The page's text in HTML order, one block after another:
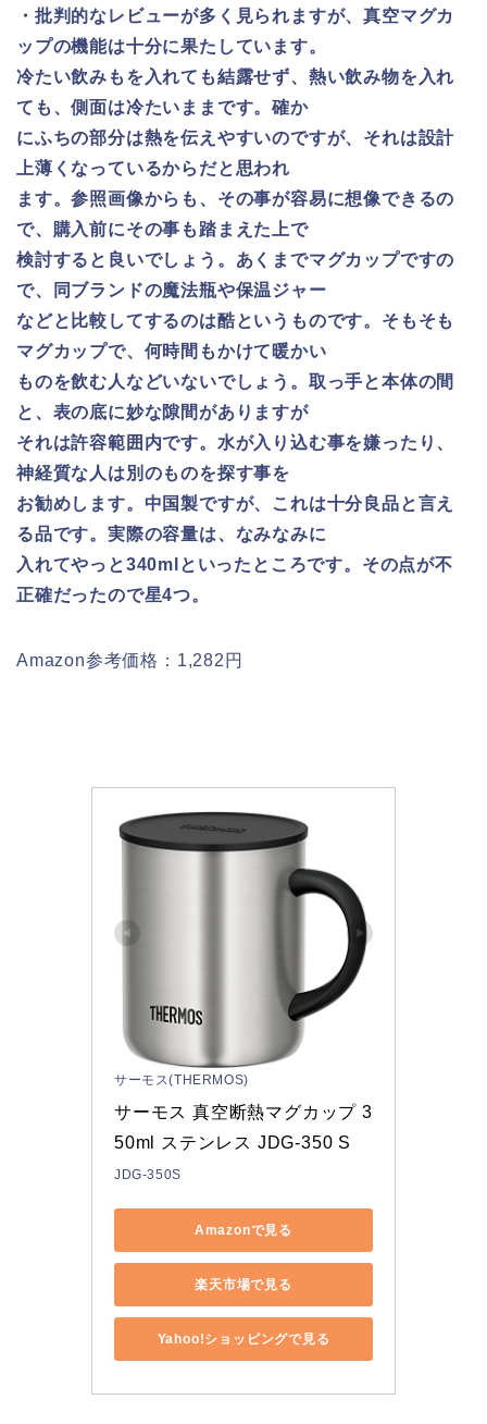
・批判的なレビューが多く見られますが、真空マグカ
ップの機能は十分に果たしています。
冷たい飲みもを入れても結露せず、熱い飲み物を入れ
ても、側面は冷たいままです。確か
にふちの部分は熱を伝えやすいのですが、それは設計
上薄くなっているからだと思われ
ます。参照画像からも、その事が容易に想像できるの
で、購入前にその事も踏まえた上で
検討すると良いでしょう。あくまでマグカップですの
で、同ブランドの魔法瓶や保温ジャー
などと比較してするのは酷というものです。そもそも
マグカップで、何時間もかけて暖かい
ものを飲む人などいないでしょう。取っ手と本体の間
と、表の底に妙な隙間がありますが
それは許容範囲内です。水が入り込む事を嫌ったり、
神経質な人は別のものを探す事を
お勧めします。中国製ですが、これは十分良品と言え
る品です。実際の容量は、なみなみに
入れてやっと340mlといったところです。その点が不
正確だったので星4つ。
Amazon参考価格：1,282円
サーモス(THERMOS)
サーモス 真空断熱マグカップ 3
50ml ステンレス JDG-350 S
JDG-350S
Amazonで見る
楽天市場で見る
Yahoo!ショッピングで見る